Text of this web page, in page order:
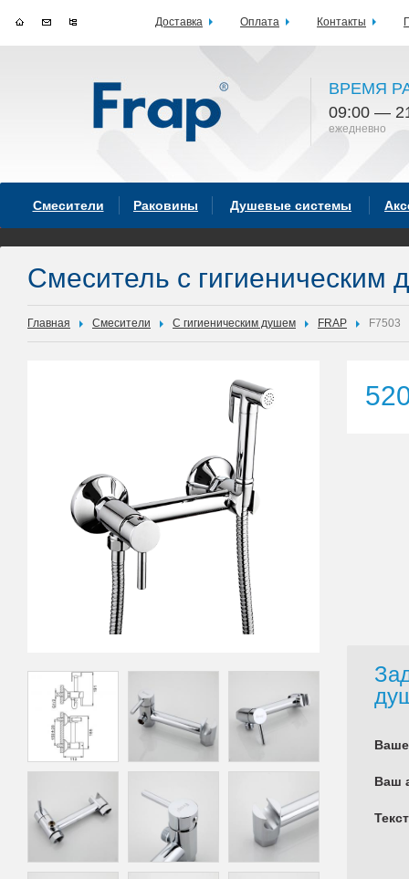
ВРЕМЯ
09:00 —
ежедневно
Смесители Раковины Душевые системы
Смеситель с гигиеническим
Главная Смесители С гигиеническим душем FRAP F7503
Ваш
Доставка Оплата Контакты